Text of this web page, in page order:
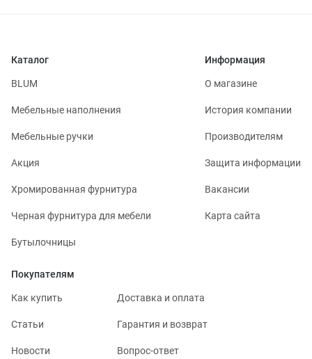
Каталог
BLUM
Мебельные наполнения
Мебельные ручки
Акция
Хромированная фурнитура
Черная фурнитура для мебели
Бутылочницы
Информация
О магазине
История компании
Производителям
Защита информации
Вакансии
Карта сайта
Покупателям
Как купить Доставка и оплата
Статьи Гарантия и возврат
Новости Вопрос-ответ